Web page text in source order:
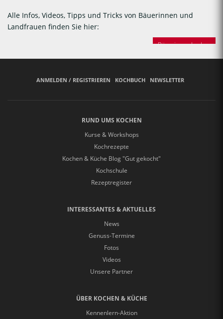
Alle Infos, Videos, Tipps und Tricks von Bäuerinnen und
Landfrauen finden Sie hier:
Bäuerinnen backen
ANMELDEN / REGISTRIEREN KOCHBUCH NEWSLETTER
RUND UMS KOCHEN
Kurse & Workshops
Kochrezepte
Kochen & Küche Blog "Gut gekocht"
Kochschule
Rezeptregister
INTERESSANTES & AKTUELLES
News
Genuss-Termine
Fotos
Videos
Unsere Partner
ÜBER KOCHEN & KÜCHE
Kennenlern-Aktion